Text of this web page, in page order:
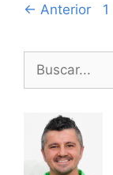
Navegación
entradas
← Anterior 1
Buscar: